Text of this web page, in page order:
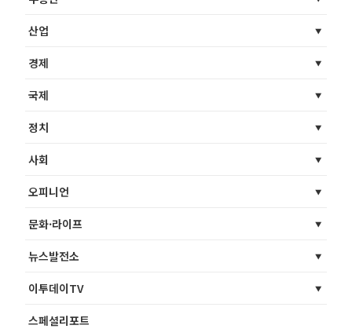
산업
경제
국제
정치
사회
오피니언
문화·라이프
뉴스발전소
이투데이TV
스페셜리포트